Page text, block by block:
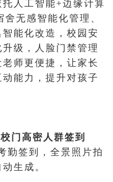
人工智能+边缘计算
无感智能化管理、
能化改造，校园安
级，人脸门禁管理
师更便捷，让家长
能力，提升对孩子
门高密人群签到
勤签到，全景照片拍
生成。